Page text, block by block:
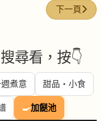
下一篇文章
下一頁
尋看，按👇
煮意 甜品・小食
🍳加餸池